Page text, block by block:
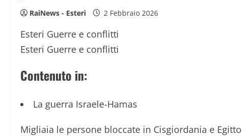
RaiNews - Esteri 2 Febbraio 2026
Esteri Guerre e conflitti
Esteri Guerre e conflitti
Contenuto in:
La guerra Israele-Hamas
Migliaia le persone bloccate in Cisgiordania e Egitto